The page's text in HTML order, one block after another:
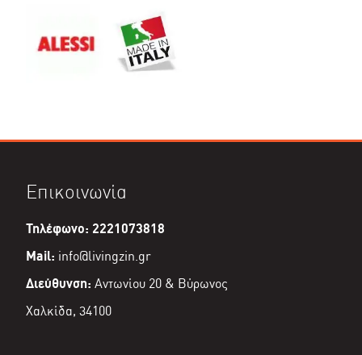
Επικοινωνία
Τηλέφωνο: 2221073818
Mail: info@livingzin.gr
Διεύθυνση: Αντωνίου 20 & Βύρωνος
Χαλκίδα, 34100